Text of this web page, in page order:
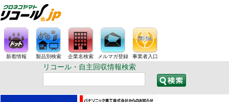
新着情報 製品別検索 企業名検索 メルマガ登録 事業者入口
リコール・自主回収情報検索